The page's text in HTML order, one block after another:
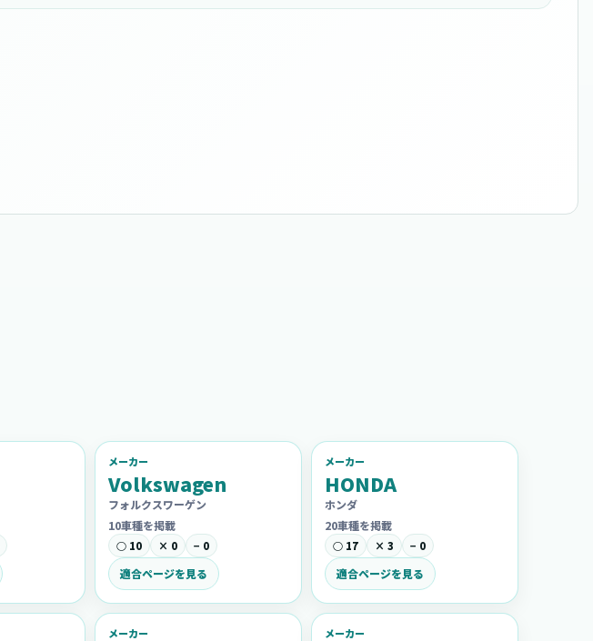
メーカー
Volkswagen
フォルクスワーゲン
10車種を掲載
○ 10 × 0 − 0
適合ページを見る
メーカー
HONDA
ホンダ
20車種を掲載
○ 17 × 3 − 0
適合ページを見る
メーカー メーカー